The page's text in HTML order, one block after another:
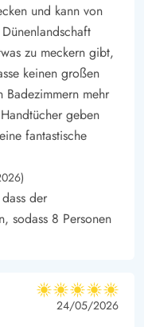
und kann von
zu meckern gibt,
keinen großen
mehr
geben
fantastische
der
sodass 8 Personen
5 von 5
5 von 5
5 out of 5
24/05/2026